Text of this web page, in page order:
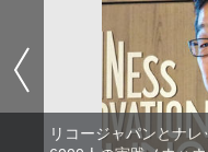
リコージャパンとナ